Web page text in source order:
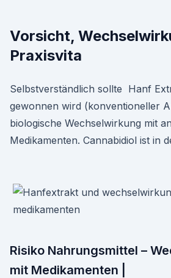
Vorsicht,
Praxisvita
Selbstverständlich sollte Hanf
gewonnen wird (konventioneller
biologische Wechselwirkung mit
Medikamenten. Cannabidiol ist in
Risiko Nahrungsmittel –
mit Medikamenten |